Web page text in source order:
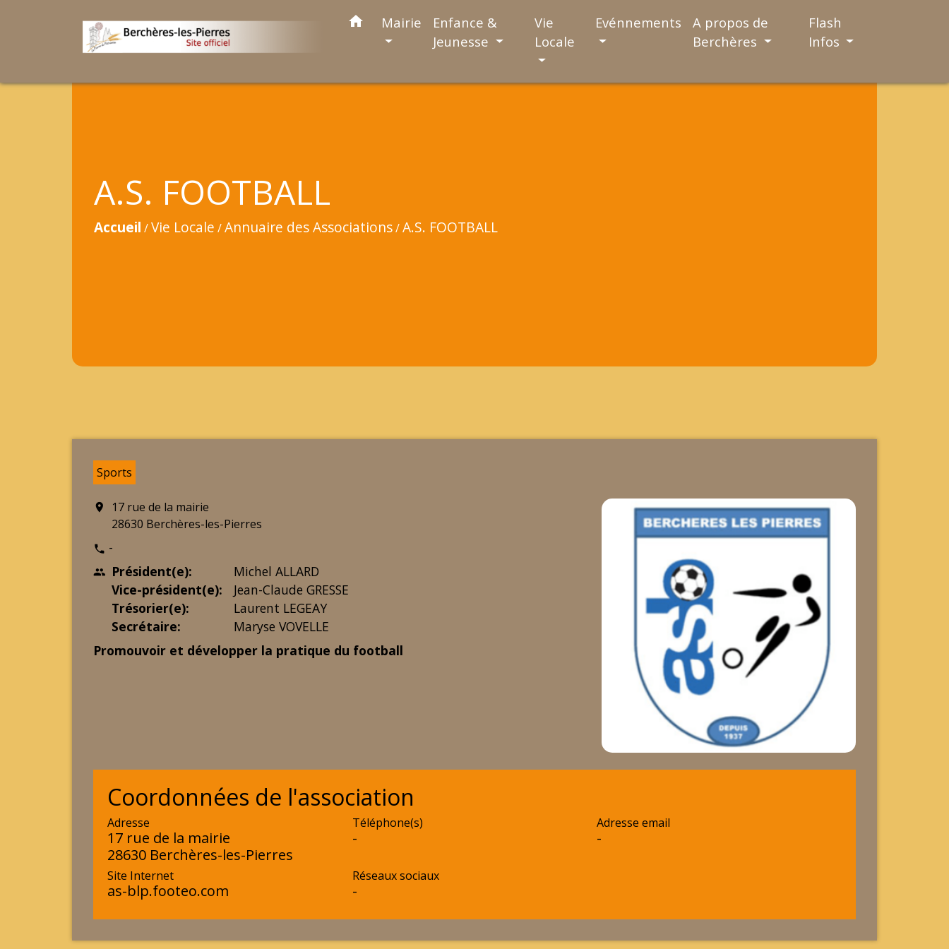
home Mairie
Enfance &
Jeunesse
Vie
Locale
Evénnements
A propos de
Berchères
Flash
Infos
A.S. FOOTBALL
Accueil /Vie Locale /Annuaire des Associations/A.S. FOOTBALL
Sports
location_on
17 rue de la mairie
28630 Berchères-les-Pierres
phone -
people
Président(e):
Vice-président(e):
Trésorier(e):
Secrétaire:
Michel ALLARD
Jean-Claude GRESSE
Laurent LEGEAY
Maryse VOVELLE
Promouvoir et développer la pratique du football
Coordonnées de l'association
Adresse
17 rue de la mairie
28630 Berchères-les-Pierres
Téléphone(s)
-
Adresse email
-
Site Internet
as-blp.footeo.com
Réseaux sociaux
-